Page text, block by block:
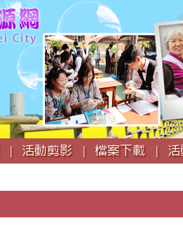
跳
到
主
要
內
容
| 活動剪影 | 檔案下載 | 活